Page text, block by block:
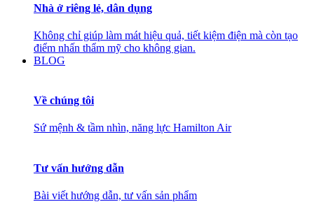
Nhà ở riêng lẻ, dân dụng
Không chỉ giúp làm mát hiệu quả, tiết kiệm điện mà còn tạo
điểm nhấn thẩm mỹ cho không gian.
BLOG
Về chúng tôi
Sứ mệnh & tầm nhìn, năng lực Hamilton Air
Tư vấn hướng dẫn
Bài viết hướng dẫn, tư vấn sản phẩm